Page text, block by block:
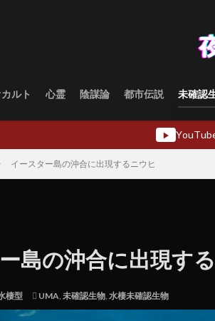
ルト 心霊 陰謀論 都市伝説 未確認
水棲型
類人
飛行
▶
イースター島の沖合に出現するニウヒ
島の沖合に出現す
棲型 UMA, 未確認生物, 水棲未確認生物